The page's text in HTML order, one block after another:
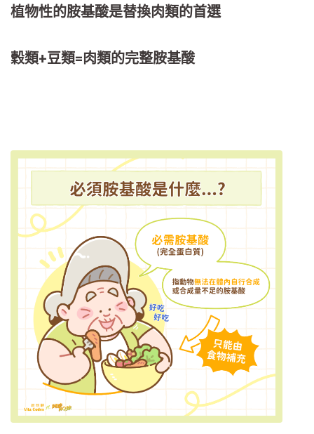
植物性的胺基酸是替換肉類的首選
穀類+豆類=肉類的完整胺基酸